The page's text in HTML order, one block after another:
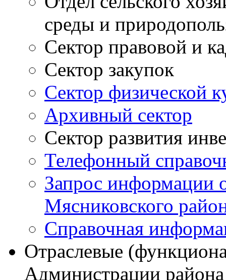
среды и
Сектор правовой и
Сектор закупок
Сектор физической
Архивный сектор
Сектор развития
Телефонный
Запрос информации
Мясниковского
Справочная
Отраслевые
Администрации района